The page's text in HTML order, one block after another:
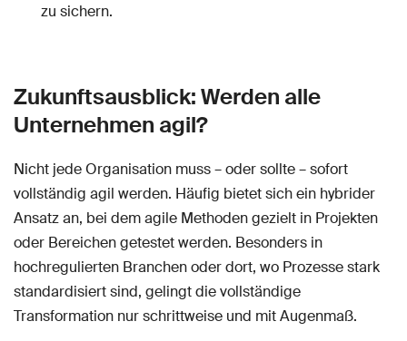
zu sichern.
Zukunftsausblick: Werden alle
Unternehmen agil?
Nicht jede Organisation muss – oder sollte – sofort
vollständig agil werden. Häufig bietet sich ein hybrider
Ansatz an, bei dem agile Methoden gezielt in Projekten
oder Bereichen getestet werden. Besonders in
hochregulierten Branchen oder dort, wo Prozesse stark
standardisiert sind, gelingt die vollständige
Transformation nur schrittweise und mit Augenmaß.